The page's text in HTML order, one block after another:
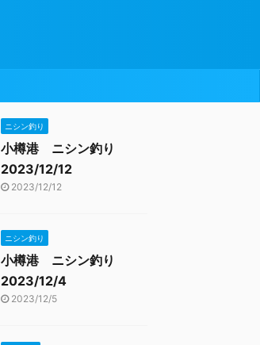
ニシン釣り
小樽港 ニシン釣り
2023/12/12
2023/12/12
ニシン釣り
小樽港 ニシン釣り
2023/12/4
2023/12/5